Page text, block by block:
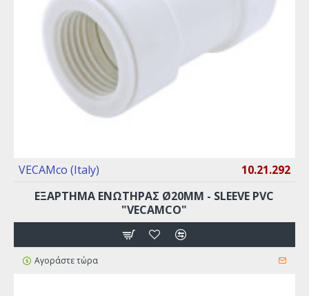
VECAMco (Italy)
10.21.292
EΞAPTHMA ENΩTHPAΣ Ø20MM - SLEEVE PVC
"VECAMCO"
Αγοράστε τώρα